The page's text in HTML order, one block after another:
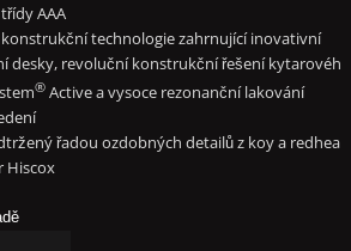
AAA
technologie zahrnující inovativní
desky, revoluční konstrukční řešení kytarového
®Active a vysoce rezonanční lakování
řadou ozdobných detailů z koy a
Hiscox